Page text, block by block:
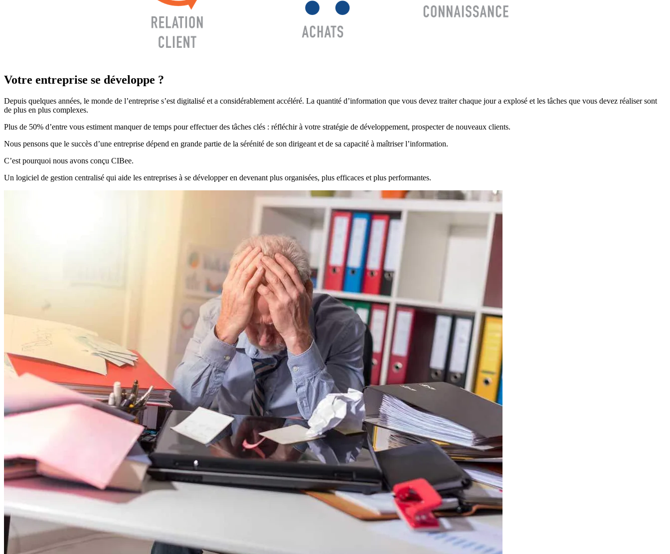
Votre entreprise se développe ?
Depuis quelques années, le monde de l’entreprise s’est digitalisé et a considérablement accéléré. La quantité d’information que vous devez traiter chaque jour a explosé et les tâches que vous devez réaliser sont
de plus en plus complexes.
Plus de 50% d’entre vous estiment manquer de temps pour effectuer des tâches clés : réfléchir à votre stratégie de développement, prospecter de nouveaux clients.
Nous pensons que le succès d’une entreprise dépend en grande partie de la sérénité de son dirigeant et de sa capacité à maîtriser l’information.
C’est pourquoi nous avons conçu CIBee.
Un logiciel de gestion centralisé qui aide les entreprises à se développer en devenant plus organisées, plus efficaces et plus performantes.